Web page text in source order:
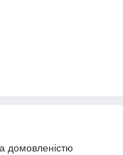
домовленістю